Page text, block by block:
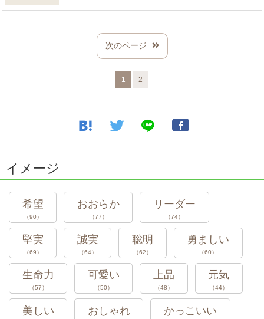
次のページ
1 2
イメージ
希望
（90）
おおらか
（77）
リーダー
（74）
堅実
（69）
誠実
（64）
聡明
（62）
勇ましい
（60）
生命力
（57）
可愛い
（50）
上品
（48）
元気
（44）
美しい おしゃれ かっこいい